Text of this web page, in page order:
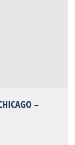
–